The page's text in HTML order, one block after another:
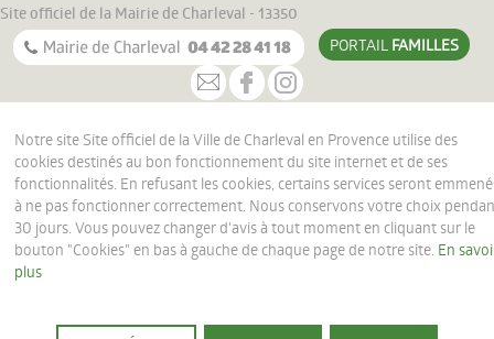
Site officiel de la Mairie de Charleval - 13350
PORTAIL FAMILLES
Notre site Site officiel de la Ville de Charleval en Provence utilise des
cookies destinés au bon fonctionnement du site internet et de ses
fonctionnalités. En refusant les cookies, certains services seront
à ne pas fonctionner correctement. Nous conservons votre choix
30 jours. Vous pouvez changer d'avis à tout moment en cliquant sur le
bouton "Cookies" en bas à gauche de chaque page de notre site. En
plus